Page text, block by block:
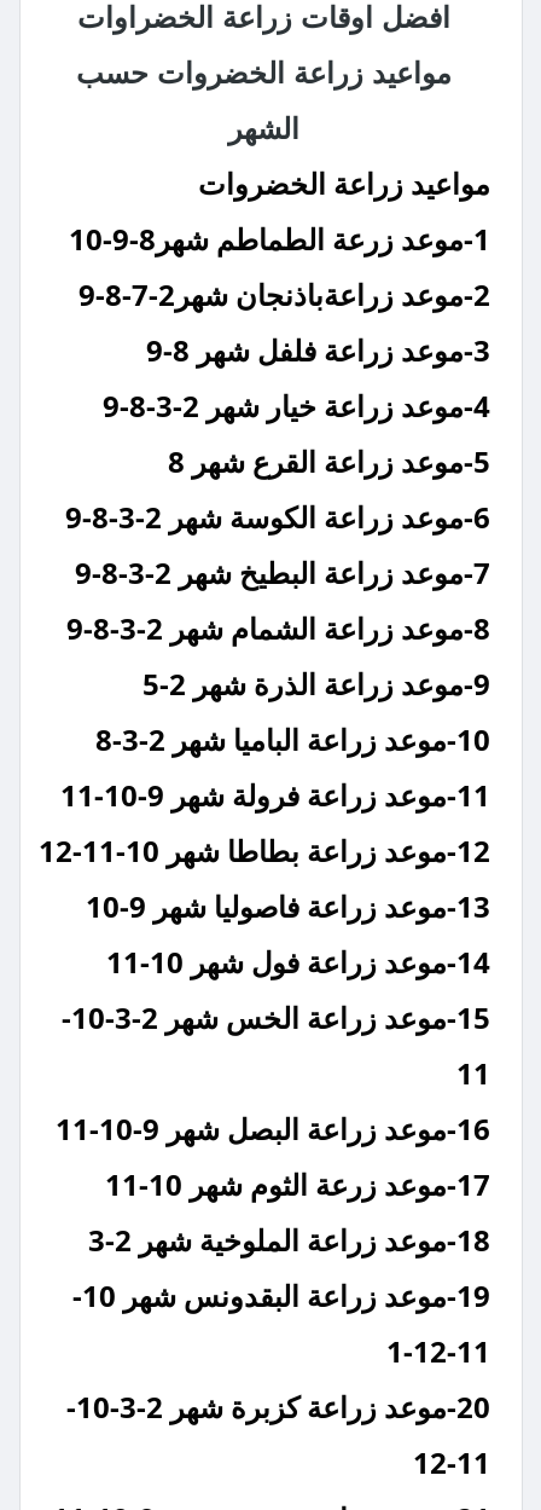
افضل اوقات زراعة الخضراوات
مواعيد زراعة الخضروات حسب
الشهر
مواعيد زراعة الخضروات
1-موعد زرعة الطماطم شهر8-9-10
2-موعد زراعةباذنجان شهر2-7-8-9
3-موعد زراعة فلفل شهر 8-9
4-موعد زراعة خيار شهر 2-3-8-9
5-موعد زراعة القرع شهر 8
6-موعد زراعة الكوسة شهر 2-3-8-9
7-موعد زراعة البطيخ شهر 2-3-8-9
8-موعد زراعة الشمام شهر 2-3-8-9
9-موعد زراعة الذرة شهر 2-5
10-موعد زراعة الباميا شهر 2-3-8
11-موعد زراعة فرولة شهر 9-10-11
12-موعد زراعة بطاطا شهر 10-11-12
13-موعد زراعة فاصوليا شهر 9-10
14-موعد زراعة فول شهر 10-11
15-موعد زراعة الخس شهر 2-3-10-
11
16-موعد زراعة البصل شهر 9-10-11
17-موعد زرعة الثوم شهر 10-11
18-موعد زراعة الملوخية شهر 2-3
19-موعد زراعة البقدونس شهر 10-
11-12-1
20-موعد زراعة كزبرة شهر 2-3-10-
11-12